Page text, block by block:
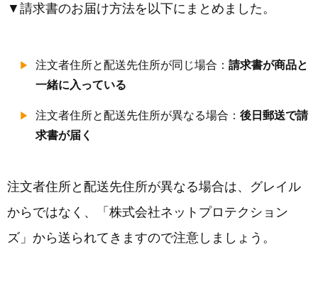
▼請求書のお届け方法を以下にまとめました。
注文者住所と配送先住所が同じ場合： 請求書が商品と
一緒に入っている
注文者住所と配送先住所が異なる場合： 後日郵送で請
求書が届く
注文者住所と配送先住所が異なる場合は、グレイル
からではなく、「株式会社ネットプロテクション
ズ」から送られてきますので注意しましょう。